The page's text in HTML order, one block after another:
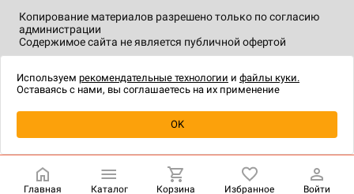
Уведомить о наличии
Копирование материалов разрешено только по согласию
администрации
Содержимое сайта не является публичной офертой
технологии.
Главная Каталог Корзина Избранное Войти
Используем рекомендательные технологии и файлы куки.
Оставаясь с нами, вы соглашаетесь на их применение
OK